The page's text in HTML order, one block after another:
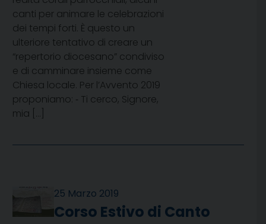
canti per animare le celebrazioni
dei tempi forti. È questo un
ulteriore tentativo di creare un
“repertorio diocesano” condiviso
e di camminare insieme come
Chiesa locale. Per l’Avvento 2019
proponiamo: ⁃ Ti cerco, Signore,
mia […]
25 Marzo 2019
Corso Estivo di Canto